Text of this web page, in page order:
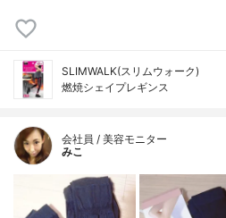
SLIMWALK(スリムウォーク)
燃焼シェイプレギンス
会社員 / 美容モニター
みこ